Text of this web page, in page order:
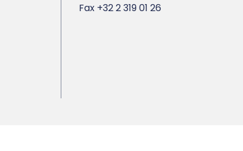
Fax +32 2 319 01 26